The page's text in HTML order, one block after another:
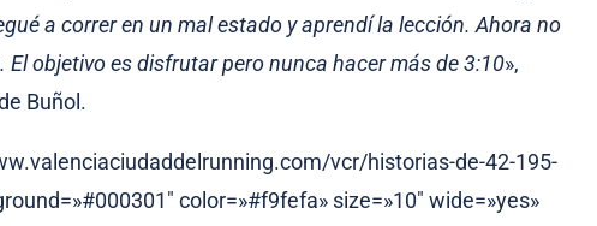
a correr en un mal estado y aprendí la lección. Ahora no
objetivo es disfrutar pero nunca hacer más de 3:10»,
Buñol.
vcr/historias-de-42-195-
color=»#f9fefa» size=»10″ wide=»yes»